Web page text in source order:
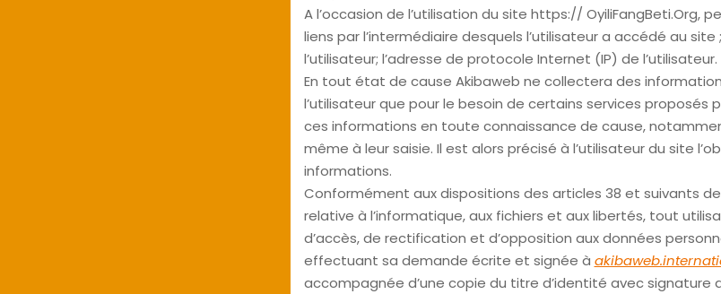
A l’occasion de l’utilisation du site https:// OyiliFangBeti.Org,
liens par l’intermédiaire desquels l’utilisateur a accédé au site
l’utilisateur; l’adresse de protocole Internet (IP) de l’utilisateur.
En tout état de cause Akibaweb ne collectera des
l’utilisateur que pour le besoin de certains services proposés
ces informations en toute connaissance de cause,
même à leur saisie. Il est alors précisé à l’utilisateur du site
informations.
Conformément aux dispositions des articles 38 et suivants de
relative à l’informatique, aux fichiers et aux libertés, tout
d’accès, de rectification et d’opposition aux données
effectuant sa demande écrite et signée à
accompagnée d’une copie du titre d’identité avec signature